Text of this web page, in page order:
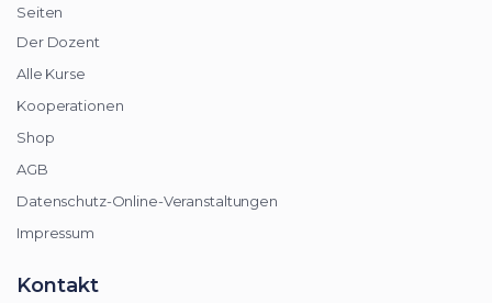
Seiten
Der Dozent
Alle Kurse
Kooperationen
Shop
AGB
Datenschutz-Online-Veranstaltungen
Impressum
Kontakt